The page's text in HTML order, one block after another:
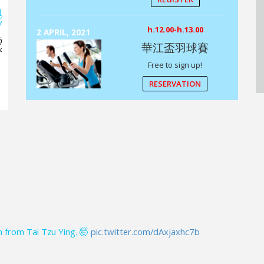
CHEN
dolor
YU-SUNG LIN
KIK BOXING
Lorem ipsum dolor
sit amet, consectetuer.
LOREM IPSUM
SPINNING
Lorem ipsum dolor
2 APRIL, 2021 h.12.00-h.13.00
華江盃羽球賽
Free to sign up!
RESERVATION
from Tai Tzu Ying. 🤯 pic.twitter.com/dAxjaxhc7b